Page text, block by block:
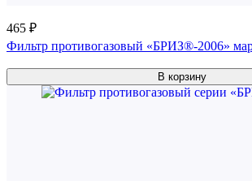
465 ₽
Фильтр противогазовый «БРИЗ®-2006»
В корзину